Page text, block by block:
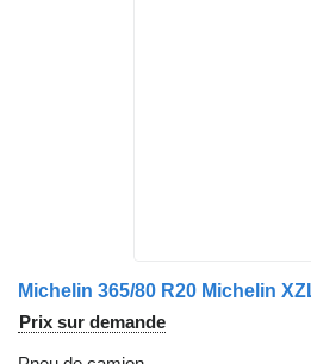
Michelin 365/80 R20 Michelin
Prix sur demande